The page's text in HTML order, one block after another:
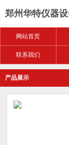
郑州华特仪器
网站首页
联系我们
产品展示